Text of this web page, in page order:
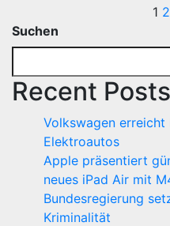
1 2
Suchen
Recent Posts
Volkswagen
Elektroautos
Apple präsentiert
neues iPad Air mit
Bundesregierung
Kriminalität